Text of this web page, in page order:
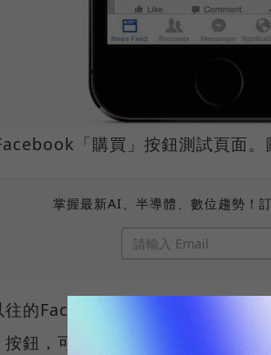
「購買」按鈕測試頁面。
掌握最新AI、半導體、數位趨勢！
的Facebook廣告點擊時，會開
按鈕，可以直接讓你在Facebook